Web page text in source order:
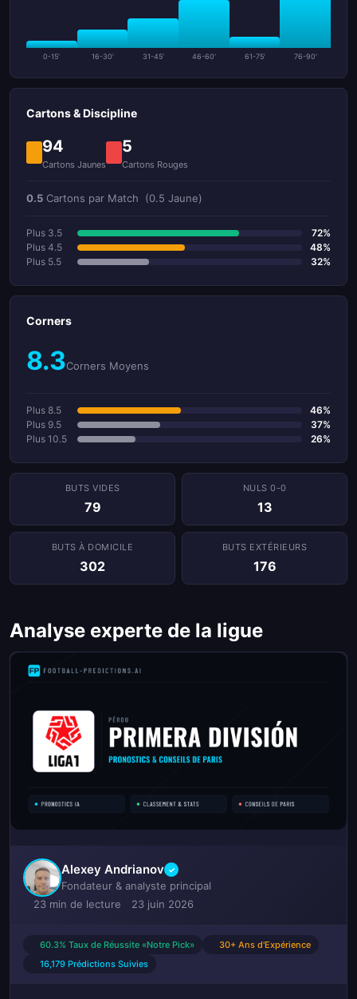
0-15' 16-30' 31-45' 46-60' 61-75' 76-90'
Cartons & Discipline
94
Cartons Jaunes
5
Cartons Rouges
0.5 Cartons par Match (0.5 Jaune)
Plus 3.5
72%
Plus 4.5
48%
Plus 5.5
32%
Corners
8.3Corners Moyens
Plus 8.5
46%
Plus 9.5
37%
Plus 10.5
26%
BUTS VIDES
79
NULS 0-0
13
BUTS À DOMICILE
302
BUTS EXTÉRIEURS
176
Analyse experte de la ligue
Alexey Andrianov ✓
Fondateur & analyste principal
23 min de lecture
23 juin 2026
60.3% Taux de Réussite «Notre Pick»
30+ Ans d'Expérience
16,179 Prédictions Suivies